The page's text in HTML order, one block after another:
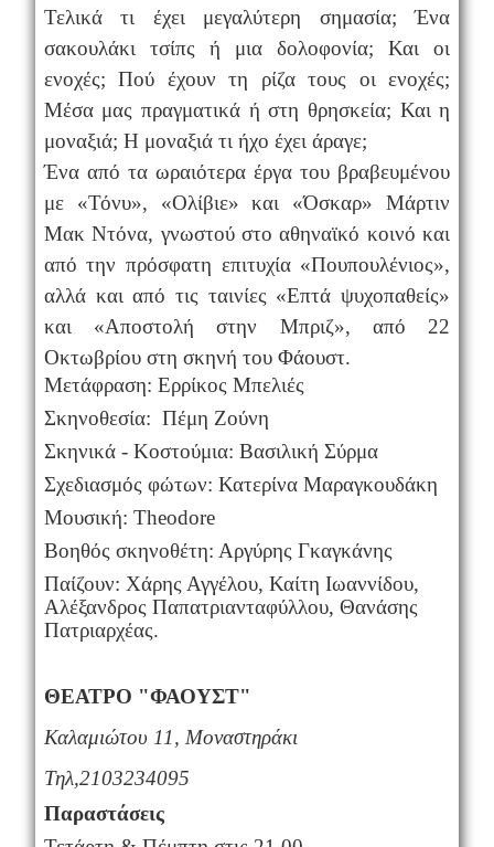
Τελικά τι έχει μεγαλύτερη σημασία; Ένα
σακουλάκι τσίπς ή μια δολοφονία; Και οι
ενοχές; Πού έχουν τη ρίζα τους οι ενοχές;
Μέσα μας πραγματικά ή στη θρησκεία; Και η
μοναξιά; Η μοναξιά τι ήχο έχει άραγε;
Ένα από τα ωραιότερα έργα του βραβευμένου
με «Τόνυ», «Ολίβιε» και «Όσκαρ» Μάρτιν
Μακ Ντόνα, γνωστού στο αθηναϊκό κοινό και
από την πρόσφατη επιτυχία «Πουπουλένιος»,
αλλά και από τις ταινίες «Επτά ψυχοπαθείς»
και «Αποστολή στην Μπριζ», από 22
Οκτωβρίου στη σκηνή του Φάουστ.
Μετάφραση: Ερρίκος Μπελιές
Σκηνοθεσία: Πέμη Ζούνη
Σκηνικά - Κοστούμια: Βασιλική Σύρμα
Σχεδιασμός φώτων: Κατερίνα Μαραγκουδάκη
Μουσική: Theodore
Βοηθός σκηνοθέτη: Αργύρης Γκαγκάνης
Παίζουν: Χάρης Αγγέλου, Καίτη Ιωαννίδου,
Αλέξανδρος Παπατριανταφύλλου, Θανάσης
Πατριαρχέας.
ΘΕΑΤΡΟ "ΦΑΟΥΣΤ"
Καλαμιώτου 11, Μοναστηράκι
Τηλ,2103234095
Παραστάσεις